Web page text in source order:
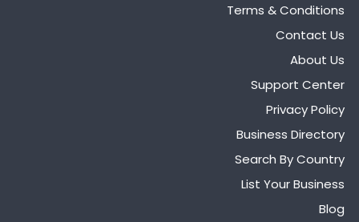
Terms & Conditions
Contact Us
About Us
Support Center
Privacy Policy
Business Directory
Search By Country
List Your Business
Blog